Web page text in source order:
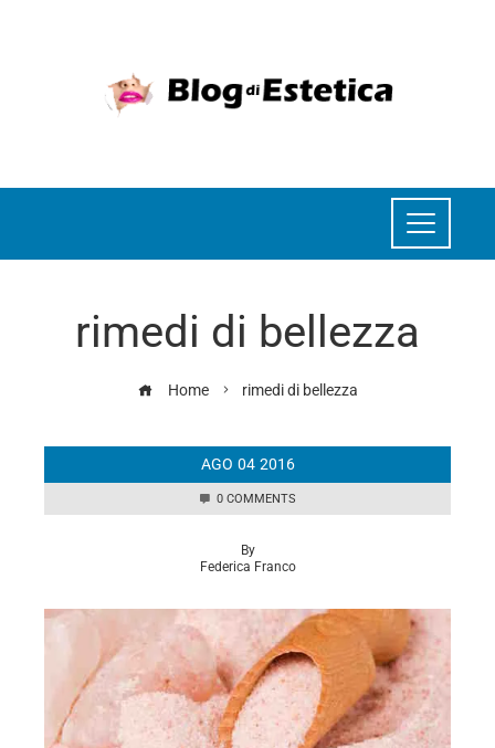
rimedi di bellezza
Home rimedi di bellezza
AGO 04 2016
0 COMMENTS
By
Federica Franco